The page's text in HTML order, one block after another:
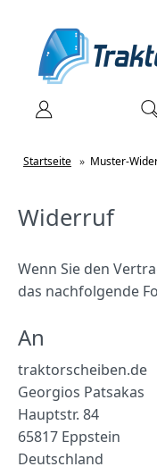
Startseite » Muster-
Widerruf
Wenn Sie den
das nachfolgende
An
traktorscheiben.de
Georgios Patsakas
Hauptstr. 84
65817 Eppstein
Deutschland